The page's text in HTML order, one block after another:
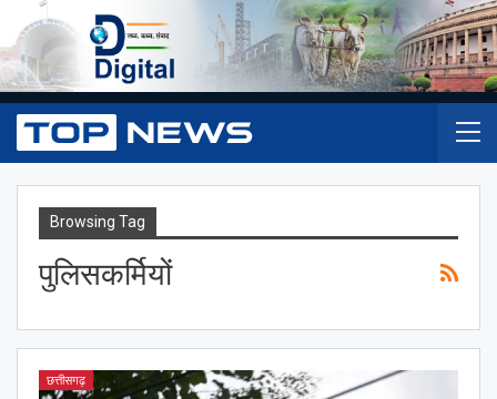
Browsing Tag
पुलिसकर्मियों
छत्तीसगढ़